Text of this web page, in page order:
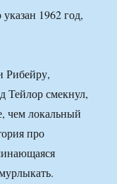
1962 год,
Рибейру,
Тейлор смекнул,
чем локальный
про